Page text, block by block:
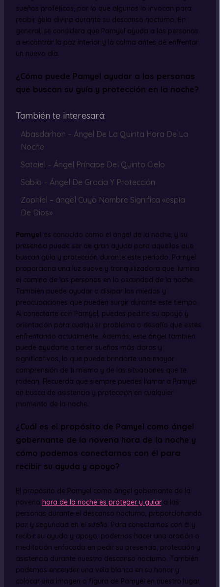
sueños proféticos, por lo que algunos lo invocan para
recibir guía divina durante su descanso nocturno. En
general, se considera que Pamyel ayuda a las personas
a encontrar la paz interior y la calma antes de enfrentar
un nuevo día.
¿Cómo puede Pamyel ayudar a las personas
que buscan su guía y protección en la noche?
También te interesará:
Abasdarhon – Ángel De La Quinta Hora De La
Noche
Satqiel – Ángel Príncipe Del Quinto Cielo
Sablo – Ángel De Gracia Y Protección
Zophiel – ángel Cuyo Nombre Significa «espía
De Dios»
Pamyel es conocido como el ángel de la noche, y su
presencia puede ser de gran ayuda para aquellos que
buscan guía y protección durante este período. Pamyel
proporciona una luz suave y tranquilizadora que ilumina
el camino de las personas en la oscuridad de la noche.
También puede ayudar a disipar los miedos y
preocupaciones que pueden surgir durante este tiempo.
Al conectarte con Pamyel, puedes pedirle su apoyo y
orientación para cualquier problema o desafío que estés
enfrentando actualmente. Además, este ángel también
puede ayudarte a tener sueños más claros y
significativos, lo que puede brindarte una mayor
comprensión de ti mismo y de las situaciones que te
rodean. Recuerda que siempre puedes llamar a Pamyel
en busca de asistencia y protección en cualquier
momento de la noche.
¿Cuál es el propósito de Pamyel como ángel
gobernante de la novena hora de la noche y
cómo podemos conectarnos con él para
recibir su ayuda y apoyo?
El propósito de Pamyel como ángel gobernante de la
novena hora de la noche es proteger y guiara las
personas durante el descanso nocturno, proporcionando
paz y seguridad en el sueño. Para conectarnos con él y
recibir su ayuda y apoyo, podemos hacer una oración o
meditación enfocada en pedir su presencia, protección y
asistencia durante nuestro descanso nocturno. También
podemos encender una vela blanca en su honor y
colocar una imagen o figura de Pamyel en nuestro lugar